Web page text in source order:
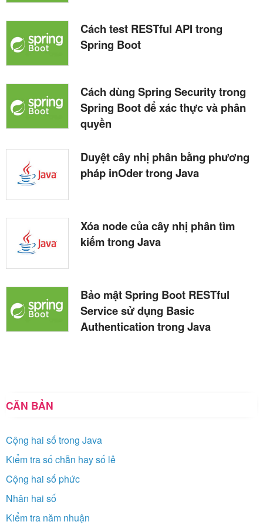
Cách test RESTful API trong
Spring Boot
Cách dùng Spring Security trong
Spring Boot để xác thực và phân
quyền
Duyệt cây nhị phân bằng phương
pháp inOder trong Java
Xóa node của cây nhị phân tìm
kiếm trong Java
Bảo mật Spring Boot RESTful
Service sử dụng Basic
Authentication trong Java
CĂN BẢN
Cộng hai số trong Java
Kiểm tra số chẵn hay số lẻ
Cộng hai số phức
Nhân hai số
Kiểm tra năm nhuận